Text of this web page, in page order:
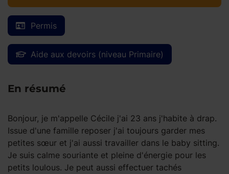
Permis
Aide aux devoirs (niveau Primaire)
En résumé
Bonjour, je m'appelle Cécile j'ai 23 ans j'habite à drap.
Issue d'une famille reposer j'ai toujours garder mes
petites sœur et j'ai aussi travailler dans le baby sitting.
Je suis calme souriante et pleine d'énergie pour les
petits loulous. Je peut aussi effectuer tachés